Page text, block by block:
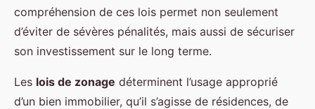
compréhension de ces lois permet non seulement
d’éviter de sévères pénalités, mais aussi de sécuriser
son investissement sur le long terme.
Les lois de zonage déterminent l’usage approprié
d’un bien immobilier, qu’il s’agisse de résidences, de